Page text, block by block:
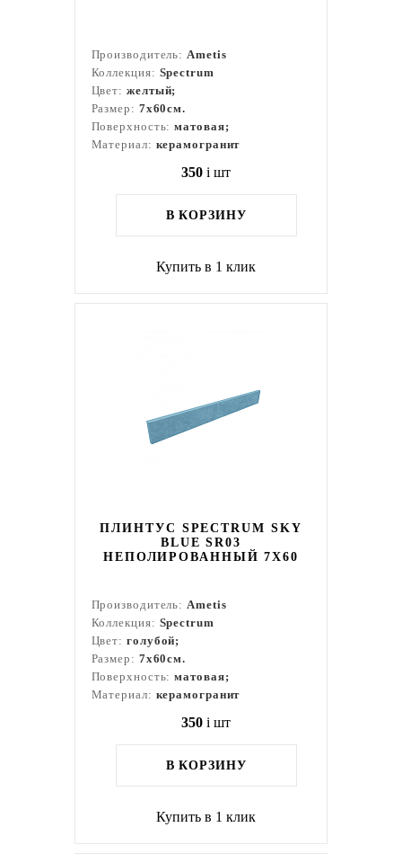
Производитель:Ametis
Коллекция: Spectrum
Цвет: желтый;
Размер: 7x60см.
Поверхность:матовая;
Материал: керамогранит
350 i шт
В КОРЗИНУ
Купить в 1 клик
ПЛИНТУС SPECTRUM SKY
BLUE SR03
НЕПОЛИРОВАННЫЙ 7X60
Производитель:Ametis
Коллекция: Spectrum
Цвет: голубой;
Размер: 7x60см.
Поверхность:матовая;
Материал: керамогранит
350 i шт
В КОРЗИНУ
Купить в 1 клик